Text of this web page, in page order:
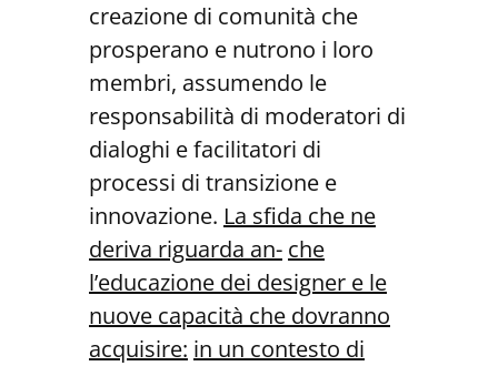
creazione di comunità che
prosperano e nutrono i loro
membri, assumendo le
responsabilità di moderatori di
dialoghi e facilitatori di
processi di transizione e
innovazione. La sfida che ne
deriva riguarda an- che
l’educazione dei designer e le
nuove capacità che dovranno
acquisire: in un contesto di